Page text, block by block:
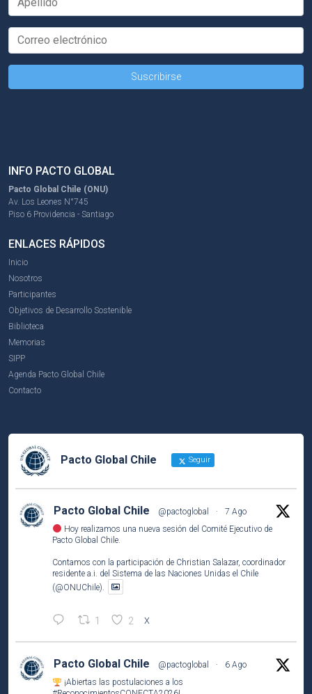
INFO PACTO GLOBAL
Pacto Global Chile (ONU)
Av. Los Leones N°745
Piso 6 Providencia - Santiago
ENLACES RÁPIDOS
Inicio
Nosotros
Participantes
Objetivos de Desarrollo Sostenible
Biblioteca
Memorias
SIPP
Agenda Pacto Global Chile
Contacto
Pacto Global Chile Seguir
Pacto Global Chile @pactoglobal ·
7 Ago
Hoy realizamos una nueva sesión del Comité Ejecutivo de
Pacto Global Chile.
Contamos con la participación de Christian Salazar, coordinador
residente a.i. del Sistema de las Naciones Unidas el Chile
(@ONUChile).
1 2 X
Pacto Global Chile @pactoglobal ·
6 Ago
¡Abiertas las postulaciones a los